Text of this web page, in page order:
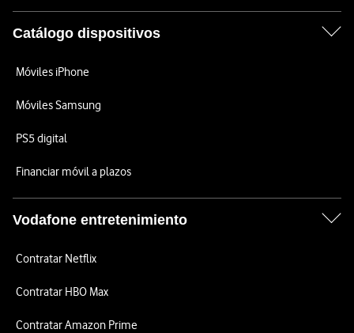
Catálogo dispositivos
Móviles iPhone
Móviles Samsung
PS5 digital
Financiar móvil a plazos
Vodafone entretenimiento
Contratar Netflix
Contratar HBO Max
Contratar Amazon Prime